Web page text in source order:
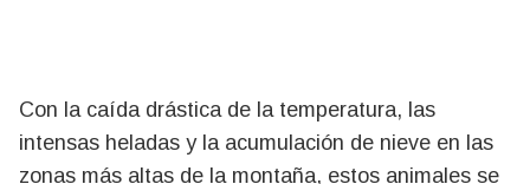
Con la caída drástica de la temperatura, las
intensas heladas y la acumulación de nieve en las
zonas más altas de la montaña, estos animales se